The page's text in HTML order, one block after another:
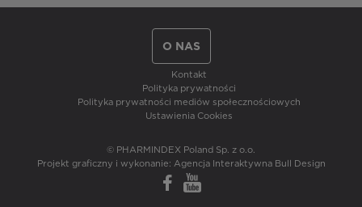
O NAS
Kontakt
Polityka prywatności
Polityka prywatności mediów społecznościowych
Ustawienia Cookies
© PHARMINDEX Poland Sp. z o.o.
Projekt graficzny i wykonanie: Agencja Interaktywna Bull Design